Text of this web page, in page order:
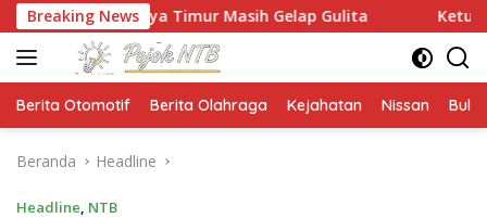
Langsung
ke
konten
Breaking News
Timur Masih Gelap Gulita Ketua HMPS Magister
Berita Otomotif Berita Olahraga Kejahatan Nissan
Beranda Headline
Headline, NTB